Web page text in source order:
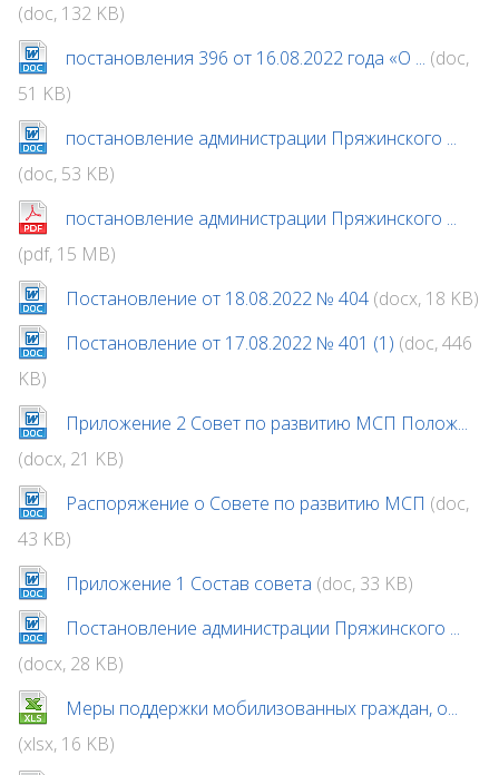
(doc, 132 KB)
постановления 396 от 16.08.2022 года «О ... (doc,
51 KB)
постановление администрации Пряжинского ...
(doc, 53 KB)
постановление администрации Пряжинского ...
(pdf, 15 MB)
Постановление от 18.08.2022 № 404 (docx, 18 KB)
Постановление от 17.08.2022 № 401 (1) (doc, 446
KB)
Приложение 2 Совет по развитию МСП Полож...
(docx, 21 KB)
Распоряжение о Совете по развитию МСП (doc,
43 KB)
Приложение 1 Состав совета (doc, 33 KB)
Постановление администрации Пряжинского ...
(docx, 28 KB)
Меры поддержки мобилизованных граждан, о...
(xlsx, 16 KB)